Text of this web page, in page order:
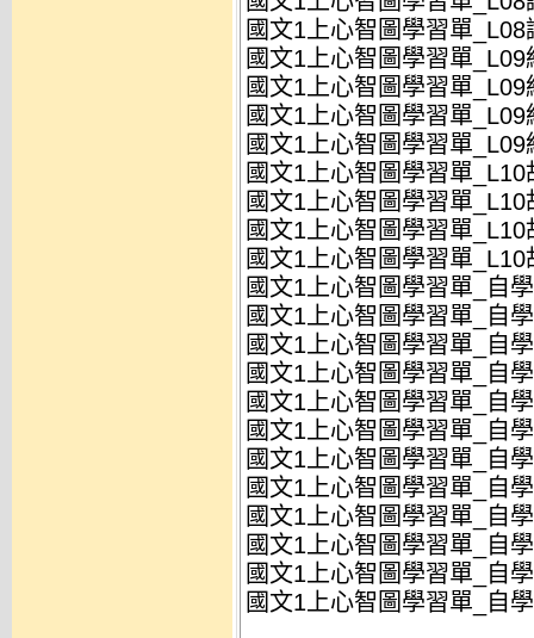
國文1上心智圖學習單
國文1上心智圖學習單
國文1上心智圖學習單
國文1上心智圖學習單
國文1上心智圖學習單
國文1上心智圖學習單
國文1上心智圖學習單
國文1上心智圖學習單
國文1上心智圖學習單
國文1上心智圖學習單_自
國文1上心智圖學習單_自
國文1上心智圖學習單_自
國文1上心智圖學習單_自
國文1上心智圖學習單_自
國文1上心智圖學習單_自
國文1上心智圖學習單_自
國文1上心智圖學習單_自
國文1上心智圖學習單_自
國文1上心智圖學習單_自
國文1上心智圖學習單_自
國文1上心智圖學習單_自